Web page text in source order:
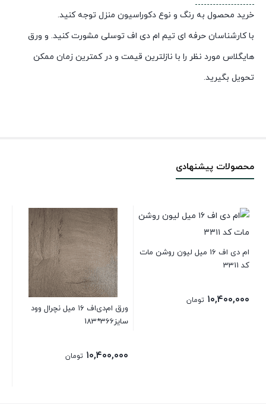
خرید محصول به رنگ و نوع دکوراسیون منزل توجه کنید.
با کارشناسان حرفه ای تیم ام دی اف توسلی مشورت کنید. و ورق
هایگلاس مورد نظر را با نازلترین قیمت و در کمترین زمان ممکن
تحویل بگیرید.
محصولات پیشنهادی
ام دی اف 16 میل لیون روشن مات
کد 3311
۱۰,۴۰۰,۰۰۰ تومان
ورق ام‌دی‌اف ۱۶ میل نچرال وود
سایز366*183
۱۰,۴۰۰,۰۰۰ تومان